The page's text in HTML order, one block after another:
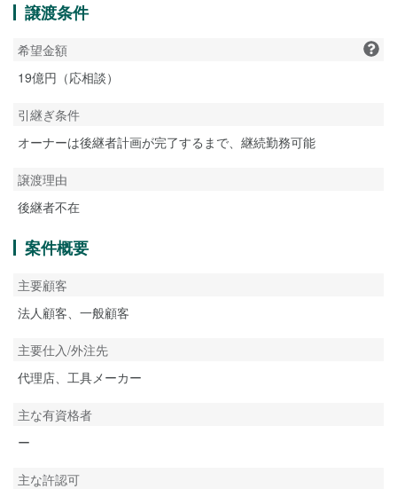
譲渡条件
希望金額
19億円（応相談）
引継ぎ条件
オーナーは後継者計画が完了するまで、継続勤務可能
譲渡理由
後継者不在
案件概要
主要顧客
法人顧客、一般顧客
主要仕入/外注先
代理店、工具メーカー
主な有資格者
ー
主な許認可